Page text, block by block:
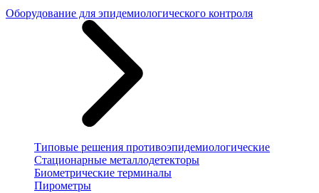
Оборудование для эпидемиологического контроля
Типовые решения противоэпидемиологические
Стационарные металлодетекторы
Биометрические терминалы
Пирометры